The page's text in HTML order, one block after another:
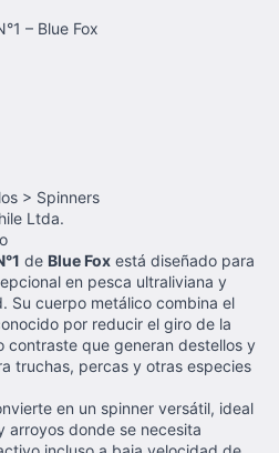
– Blue Fox
> Spinners
Ltda.
de Blue Fox está diseñado para
en pesca ultraliviana y
Su cuerpo metálico combina el
por reducir el giro de la
contraste que generan destellos y
truchas, percas y otras especies
en un spinner versátil, ideal
arroyos donde se necesita